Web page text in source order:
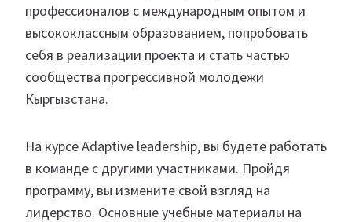
профессионалов с международным опытом и
высококлассным образованием, попробовать
себя в реализации проекта и стать частью
сообщества прогрессивной молодежи
Кыргызстана.⁣⁣
На курсе Adaptive leadership, вы будете работать
в команде с другими участниками. Пройдя
программу, вы измените свой взгляд на
лидерство. Основные учебные материалы на